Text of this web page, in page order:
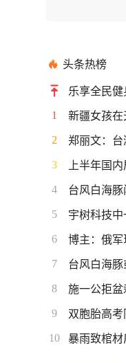
头条热榜
乐享全民
1 新疆女孩
2 郑丽文：台
3 上半年国
4 台风白海
5 宇树科技
6 博主：俄
7 台风白海
8 施一公拒
9 双胞胎高
10 暴雨致棺